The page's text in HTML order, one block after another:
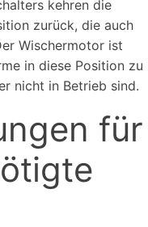
kehren die
zurück, die auch
Wischermotor ist
in diese Position zu
nicht in Betrieb sind.
für